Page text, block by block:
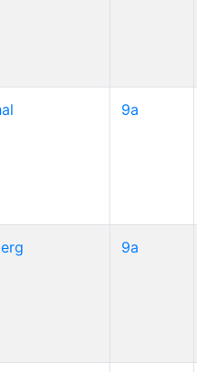
9a
9a